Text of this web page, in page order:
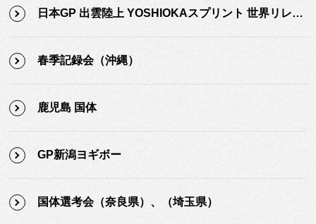
日本GP 出雲陸上 YOSHIOKAスプリント 世界リレー代表選考会
春季記録会（沖縄）
鹿児島 国体
GP新潟ヨギボー
国体選考会（奈良県）、（埼玉県）